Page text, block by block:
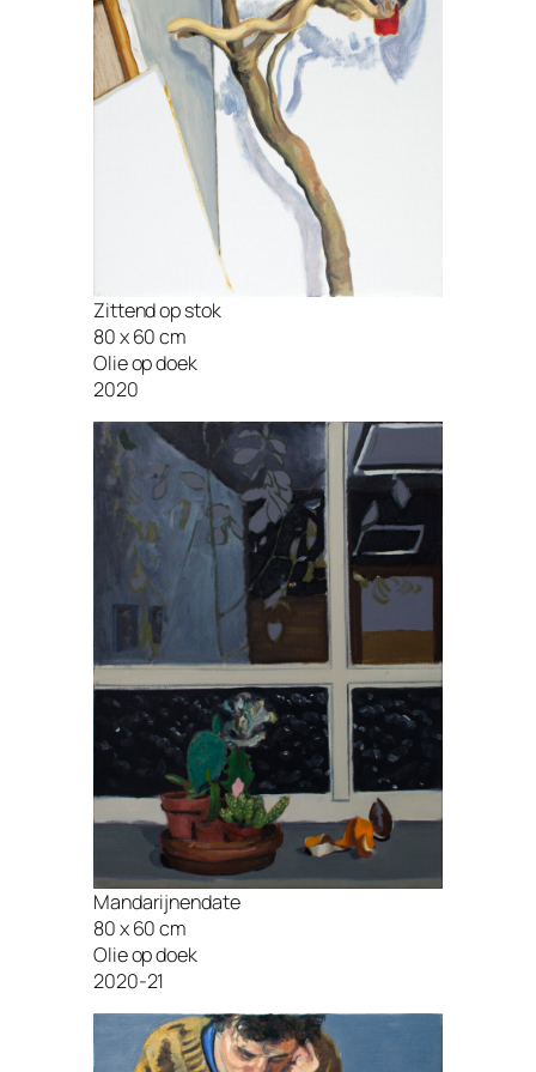
Zittend op stok
80 x 60 cm
Olie op doek
2020
Mandarijnendate
80 x 60 cm
Olie op doek
2020-21